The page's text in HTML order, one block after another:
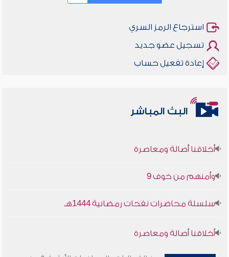
استرجاع الرمز السري
تسجيل عضو جديد
إعادة تفعيل حساب
البث المباشر
أخلاقنا أصالة ومعاصرة
وأمنهم من خوف 9
أخلاقنا أصالة ومعاصرة
وأمنهم من خوف 9